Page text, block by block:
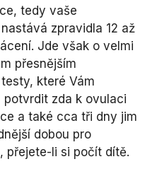
tedy vaše
zpravidla 12 až
Jde však o velmi
přesnějším
které Vám
zda k ovulaci
a také cca tři dny jim
dobou pro
přejete-li si počít dítě.